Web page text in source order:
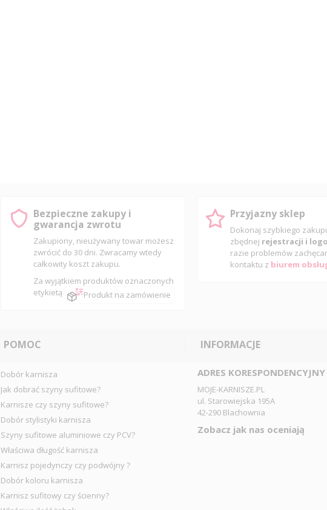
Bezpieczne zakupy i
gwarancja zwrotu
Zakupiony, nieużywany towar możesz
zwrócić do 30 dni. Zwracamy wtedy
całkowity koszt zakupu.
Za wyjątkiem produktów oznaczonych
etykietą
Produkt na zamówienie
Przyjazny sklep
Dokonaj szybkiego
zbędnej rejestracji i
razie problemów
kontaktu z biurem
POMOC
Dobór karnisza
Jak dobrać szyny sufitowe?
Karnisze czy szyny sufitowe?
Dobór stylistyki karnisza
Szyny sufitowe aluminiowe czy PCV?
Właściwa długość karnisza
Karnisz pojedynczy czy podwójny ?
Dobór koloru karnisza
Karnisz sufitowy czy ścienny?
INFORMACJE
ADRES KORESPONDENCYJNY
MOJE-KARNISZE.PL
ul. Starowiejska 195A
42-290 Blachownia
Zobacz jak nas oceniają